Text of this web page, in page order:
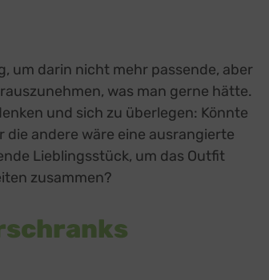
um darin nicht mehr passende, aber
was man gerne hätte.
und sich zu überlegen: Könnte
andere wäre eine ausrangierte
Lieblingsstück, um das Outfit
zusammen?